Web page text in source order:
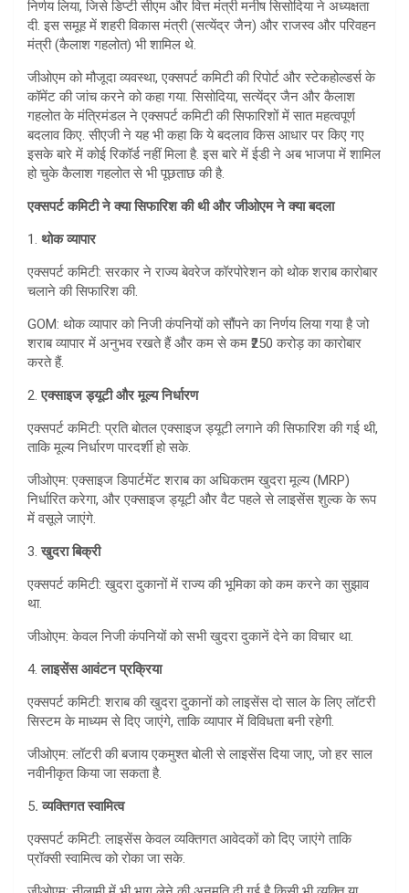
निर्णय लिया, जिसे डिप्टी सीएम और वित्त मंत्री मनीष सिसोदिया ने अध्यक्षता
दी. इस समूह में शहरी विकास मंत्री (सत्येंद्र जैन) और राजस्व और परिवहन
मंत्री (कैलाश गहलोत) भी शामिल थे.
जीओएम को मौजूदा व्यवस्था, एक्सपर्ट कमिटी की रिपोर्ट और स्टेकहोल्डर्स के
कॉमेंट की जांच करने को कहा गया. सिसोदिया, सत्येंद्र जैन और कैलाश
गहलोत के मंत्रिमंडल ने एक्सपर्ट कमिटी की सिफारिशों में सात महत्वपूर्ण
बदलाव किए. सीएजी ने यह भी कहा कि ये बदलाव किस आधार पर किए गए
इसके बारे में कोई रिकॉर्ड नहीं मिला है. इस बारे में ईडी ने अब भाजपा में शामिल
हो चुके कैलाश गहलोत से भी पूछताछ की है.
एक्सपर्ट कमिटी ने क्या सिफारिश की थी और जीओएम ने क्या बदला
1. थोक व्यापार
एक्सपर्ट कमिटी: सरकार ने राज्य बेवरेज कॉरपोरेशन को थोक शराब कारोबार
चलाने की सिफारिश की.
GOM: थोक व्यापार को निजी कंपनियों को सौंपने का निर्णय लिया गया है जो
शराब व्यापार में अनुभव रखते हैं और कम से कम ₹250 करोड़ का कारोबार
करते हैं.
2.एक्साइज ड्यूटी और मूल्य निर्धारण
एक्सपर्ट कमिटी: प्रति बोतल एक्साइज ड्यूटी लगाने की सिफारिश की गई थी,
ताकि मूल्य निर्धारण पारदर्शी हो सके.
जीओएम: एक्साइज डिपार्टमेंट शराब का अधिकतम खुदरा मूल्य (MRP)
निर्धारित करेगा, और एक्साइज ड्यूटी और वैट पहले से लाइसेंस शुल्क के रूप
में वसूले जाएंगे.
3.खुदरा बिक्री
एक्सपर्ट कमिटी: खुदरा दुकानों में राज्य की भूमिका को कम करने का सुझाव
था.
जीओएम: केवल निजी कंपनियों को सभी खुदरा दुकानें देने का विचार था.
4.लाइसेंस आवंटन प्रक्रिया
एक्सपर्ट कमिटी: शराब की खुदरा दुकानों को लाइसेंस दो साल के लिए लॉटरी
सिस्टम के माध्यम से दिए जाएंगे, ताकि व्यापार में विविधता बनी रहेगी.
जीओएम: लॉटरी की बजाय एकमुश्त बोली से लाइसेंस दिया जाए, जो हर साल
नवीनीकृत किया जा सकता है.
5. व्यक्तिगत स्वामित्व
एक्सपर्ट कमिटी: लाइसेंस केवल व्यक्तिगत आवेदकों को दिए जाएंगे ताकि
प्रॉक्सी स्वामित्व को रोका जा सके.